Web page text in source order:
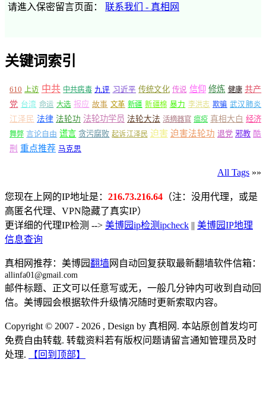
请進入保密留言页面： 联系我们 - 真相网
关键词索引
610 上访 中共 中共病毒 九评 习近平 传统文化 传说 信仰 修炼 健康 共产
党 台湾 命运 大选 报应 故事 文革 新疆 新疆棉 暴力 李洪志 欺骗 武汉肺炎
江泽民 法律 法轮功 法轮功学员 法轮大法 活摘器官 瘟疫 真相大白 经济
舞弊 言论自由 谎言 贪污腐败 起诉江泽民 迫害 迫害法轮功 退党 邪教 酷
刑 重点推荐 马克思
All Tags »»
您现在上网的IP地址是： 216.73.216.64 （注：没用代理，或是
高匿名代理、VPN隐藏了真实IP）
更详细的代理IP检测 --> 美博园ip检测ipcheck || 美博园IP地理
信息查询
真相网推荐：美博园翻墙网自动回复获取最新翻墙软件信箱：
allinfa01@gmail.com
邮件标题、正文可以任意写或无，一般几分钟内可收到自动回
信。美博园会根据软件升级情况随时更新索取内容。
Copyright © 2007 - 2026 , Design by 真相网. 本站原创首发均可
免费自由转载. 转载资料若有版权问题请留言通知管理员及时
处理.
【回到顶部】